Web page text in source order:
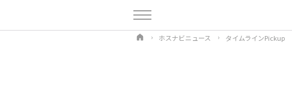
ホスナビニュース タイムラインPickup